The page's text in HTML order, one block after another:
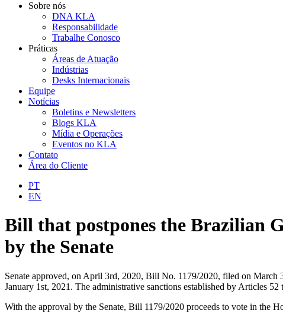
Sobre nós
DNA KLA
Responsabilidade
Trabalhe Conosco
Práticas
Áreas de Atuação
Indústrias
Desks Internacionais
Equipe
Notícias
Boletins e Newsletters
Blogs KLA
Mídia e Operações
Eventos no KLA
Contato
Área do Cliente
PT
EN
Bill that postpones the Brazilian
by the Senate
Senate approved, on April 3rd, 2020, Bill No. 1179/2020, filed on March
January 1st, 2021. The administrative sanctions established by Articles
With the approval by the Senate, Bill 1179/2020 proceeds to vote in the